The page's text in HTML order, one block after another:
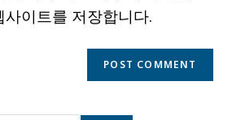
이트를 저장합니다.